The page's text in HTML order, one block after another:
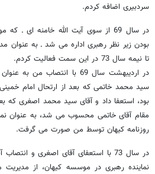
سردبیری اضافه کردم.
در سال 69 از سوی آیت الله خامنه ای
بودن زیر نظر رهبری اداره می شد ـ به عنوان
تا نیمه سال 73 در این سمت فعالیت کردم.
در اردیبهشت سال 69 با انتصاب
سید محمد خاتمی که بعد از ارتحال امام
بود، استعفا داد و آقای سید محمد اصغری که
مقام آقای خاتمی محسوب می شد، به عنوان
روزنامه کیهان توسط من صورت می گرفت.
در سال 73 با استعفای آقای اصغری و
نماینده رهبری در موسسه کیهان، از مدیریت